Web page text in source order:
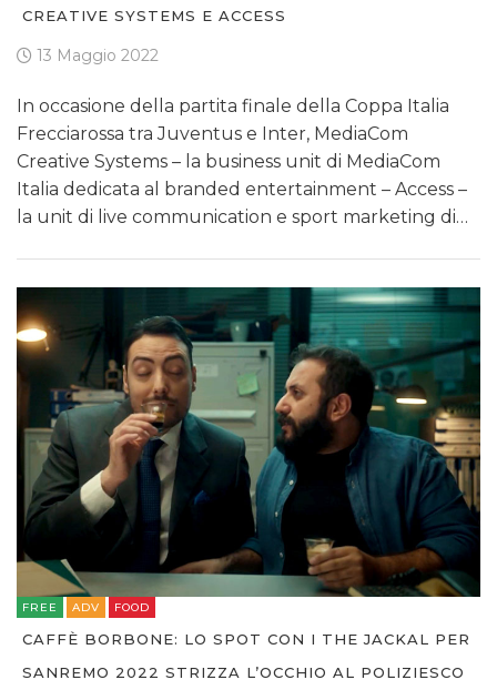
CREATIVE SYSTEMS E ACCESS
13 Maggio 2022
In occasione della partita finale della Coppa Italia
Frecciarossa tra Juventus e Inter, MediaCom
Creative Systems – la business unit di MediaCom
Italia dedicata al branded entertainment – Access –
la unit di live communication e sport marketing di…
FREE ADV FOOD
CAFFÈ BORBONE: LO SPOT CON I THE JACKAL PER
SANREMO 2022 STRIZZA L’OCCHIO AL POLIZIESCO